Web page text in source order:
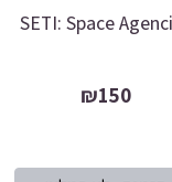
SETI: Space
₪150